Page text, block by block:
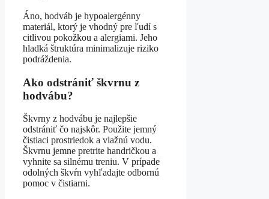
Áno, hodváb je hypoalergénny
materiál, ktorý je vhodný pre ľudí s
citlivou pokožkou a alergiami. Jeho
hladká štruktúra minimalizuje riziko
podráždenia.
Ako odstrániť škvrnu z
hodvábu?
Škvrny z hodvábu je najlepšie
odstrániť čo najskôr. Použite jemný
čistiaci prostriedok a vlažnú vodu.
Škvrnu jemne pretrite handričkou a
vyhnite sa silnému treniu. V prípade
odolných škvŕn vyhľadajte odbornú
pomoc v čistiarni.